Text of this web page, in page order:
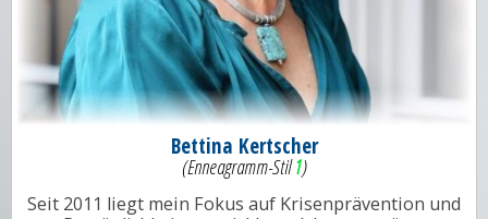
Bettina Kertscher
(Enneagramm-Stil1)
Seit 2011 liegt mein Fokus auf Krisenprävention und